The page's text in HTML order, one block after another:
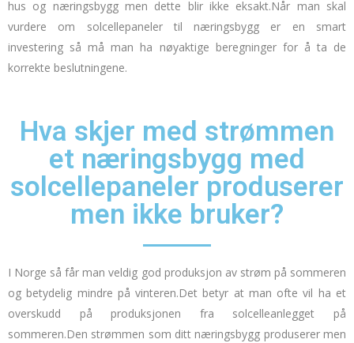
hus og næringsbygg men dette blir ikke eksakt.Når man skal
vurdere om solcellepaneler til næringsbygg er en smart
investering så må man ha nøyaktige beregninger for å ta de
korrekte beslutningene.
Hva skjer med strømmen
et næringsbygg med
solcellepaneler produserer
men ikke bruker?
I Norge så får man veldig god produksjon av strøm på sommeren
og betydelig mindre på vinteren.Det betyr at man ofte vil ha et
overskudd på produksjonen fra solcelleanlegget på
sommeren.Den strømmen som ditt næringsbygg produserer men